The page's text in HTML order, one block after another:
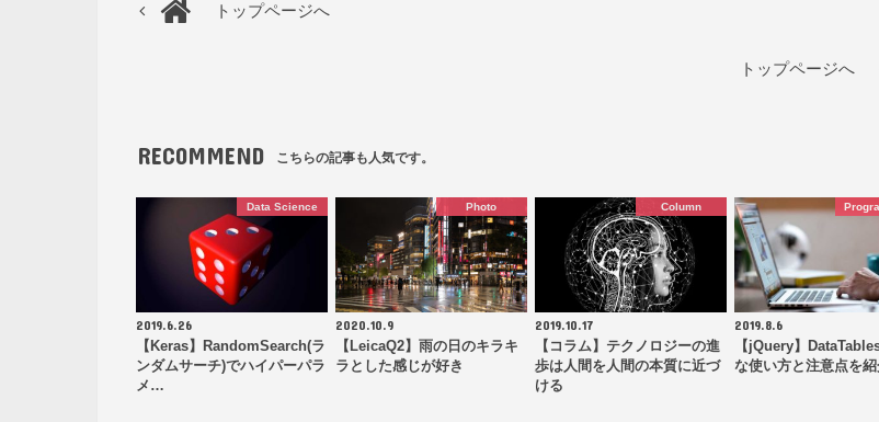
トップページへ
トップページへ
RECOMMEND こちらの記事も人気です。
Data Science
2019.6.26
【Keras】RandomSearch(ラ
ンダムサーチ)でハイパーパラ
メ…
Photo
2020.10.9
【LeicaQ2】雨の日のキラキ
ラとした感じが好き
Column
2019.10.17
【コラム】テクノロジーの進
歩は人間を人間の本質に近づ
ける
2019.8.6
【jQuery】
な使い方と注意点を